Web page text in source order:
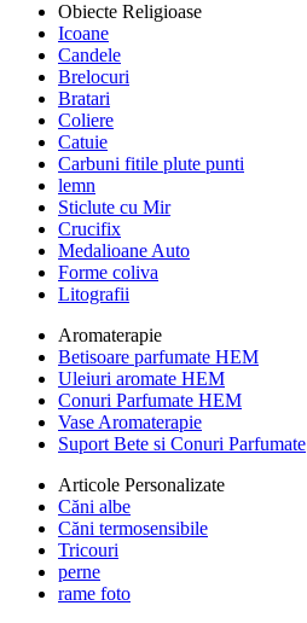
Obiecte Religioase
Icoane
Candele
Brelocuri
Bratari
Coliere
Catuie
Carbuni fitile plute punti
lemn
Sticlute cu Mir
Crucifix
Medalioane Auto
Forme coliva
Litografii
Aromaterapie
Betisoare parfumate HEM
Uleiuri aromate HEM
Conuri Parfumate HEM
Vase Aromaterapie
Suport Bete si Conuri Parfumate
Articole Personalizate
Căni albe
Căni termosensibile
Tricouri
perne
rame foto